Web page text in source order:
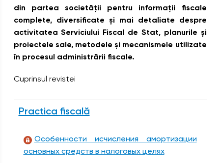
din partea societăţii pentru informaţii fiscale
complete, diversificate şi mai detaliate despre
activitatea Serviciului Fiscal de Stat, planurile şi
proiectele sale, metodele şi mecanismele utilizate
în procesul administrării fiscale.
Cuprinsul revistei
Practica fiscală
Особенности исчисления амортизации
основных средств в налоговых целях